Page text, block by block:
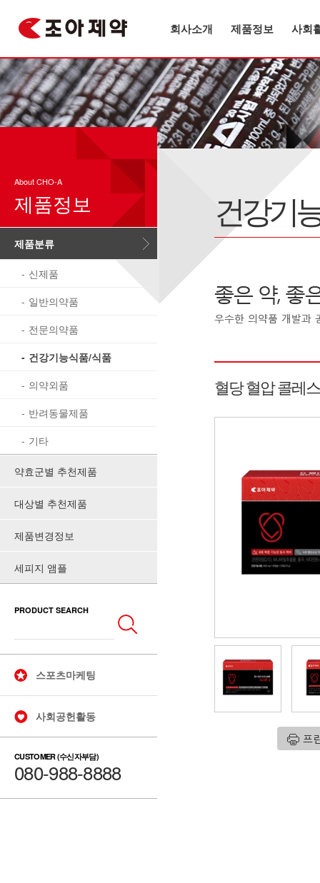
회사소개 제품정보 사회
About CHO-A
제품정보
제품분류
신제품
일반의약품
전문의약품
건강기능식품/식품
의약외품
반려동물제품
기타
약효군별 추천제품
대상별 추천제품
제품변경정보
세피지 앰플
PRODUCT SEARCH
스포츠마케팅
사회공헌활동
CUSTOMER (수신자부담)
080-988-8888
건강기
혈당 혈압 콜레